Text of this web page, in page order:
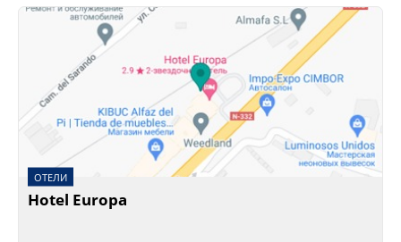
ОТЕЛИ
Hotel Europa